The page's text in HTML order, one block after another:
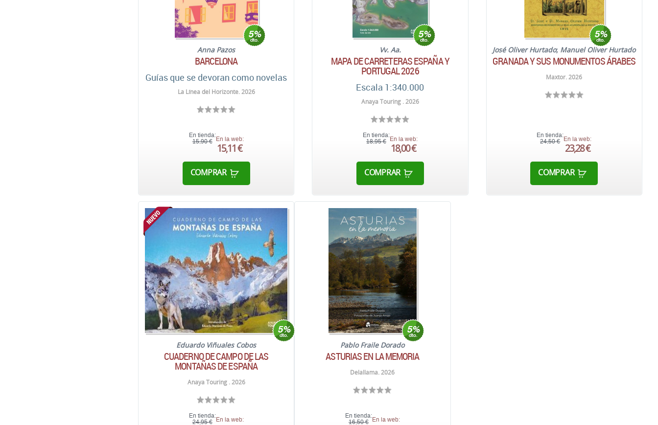
Anna Pazos
BARCELONA
Guías que se devoran como novelas
La Línea del Horizonte. 2026
En tienda:
15,90 € En la web:
15,11 €
COMPRAR
Vv. Aa.
MAPA DE CARRETERAS ESPAÑA Y
PORTUGAL 2026
Escala 1:340.000
Anaya Touring . 2026
En tienda:
18,95 € En la web:
18,00 €
COMPRAR
José Oliver Hurtado; Manuel Oliver Hurtado
GRANADA Y SUS MONUMENTOS ÁRABES
Maxtor. 2026
En tienda:
24,50 € En la web:
23,28 €
COMPRAR
Eduardo Viñuales Cobos
CUADERNO DE CAMPO DE LAS
MONTAÑAS DE ESPAÑA
Anaya Touring . 2026
En tienda:
24,95 € En la web:
Pablo Fraile Dorado
ASTURIAS EN LA MEMORIA
Delallama. 2026
En tienda:
16,50 € En la web: